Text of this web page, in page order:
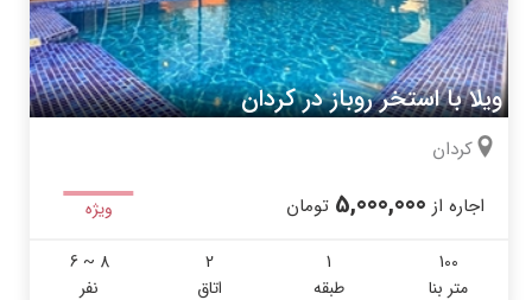
ویلا با استخر روباز در کردان
کردان
اجاره از 5,000,000 تومان ویژه
100
متر بنا
1
طبقه
2
اتاق
6 ~ 8
نفر